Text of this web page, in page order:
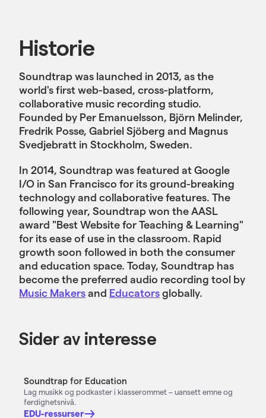
Historie
Soundtrap was launched in 2013, as the
world's first web-based, cross-platform,
collaborative music recording studio.
Founded by Per Emanuelsson, Björn Melinder,
Fredrik Posse, Gabriel Sjöberg and Magnus
Svedjebratt in Stockholm, Sweden.
In 2014, Soundtrap was featured at Google
I/O in San Francisco for its ground-breaking
technology and collaborative features. The
following year, Soundtrap won the AASL
award "Best Website for Teaching & Learning"
for its ease of use in the classroom. Rapid
growth soon followed in both the consumer
and education space. Today, Soundtrap has
become the preferred audio recording tool by
Music Makersand Educatorsglobally.
Sider av interesse
Soundtrap for Education
Lag musikk og podkaster i klasserommet – uansett emne og
ferdighetsnivå.
EDU-ressurser